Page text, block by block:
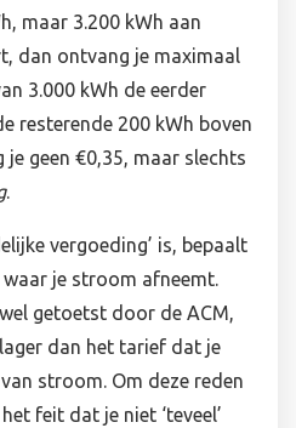
maar 3.200 kWh aan
dan ontvang je maximaal
3.000 kWh de eerder
resterende 200 kWh boven
geen €0,35, maar slechts
.
vergoeding’ is, bepaalt
je stroom afneemt.
getoetst door de ACM,
dan het tarief dat je
stroom. Om deze reden
feit dat je niet ‘teveel’